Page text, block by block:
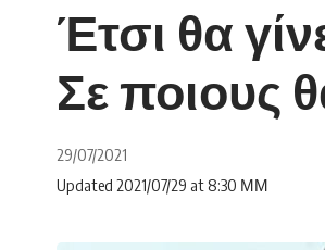
Έτσι θα
Σε ποιους
29/07/2021
Updated 2021/07/29 at 8:30 ΜΜ